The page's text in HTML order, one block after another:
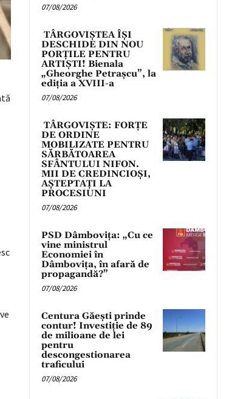
07/08/2026
TÂRGOVIȘTEA ÎȘI
DESCHIDE DIN NOU
PORȚILE PENTRU
ARTIȘTI! Bienala
„Gheorghe Petrașcu”, la
ediția a XVIII-a
07/08/2026
TÂRGOVIȘTE: FORȚE
DE ORDINE
MOBILIZATE PENTRU
SĂRBĂTOAREA
SFÂNTULUI NIFON.
MII DE CREDINCIOȘI,
AȘTEPTAȚI LA
PROCESIUNI
07/08/2026
PSD Dâmbovița: „Cu ce
vine ministrul
Economiei în
Dâmbovița, în afară de
propagandă?”
07/08/2026
Centura Găești prinde
contur! Investiție de 89
de milioane de lei
pentru
descongestionarea
traficului
07/08/2026